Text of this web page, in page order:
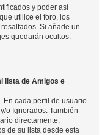
y poder así
utilice el foro, los
Si añade un
quedarán ocultos.
lista de Amigos e
En cada perfil de usuario
o Ignorados. También
directamente,
de su lista desde esta